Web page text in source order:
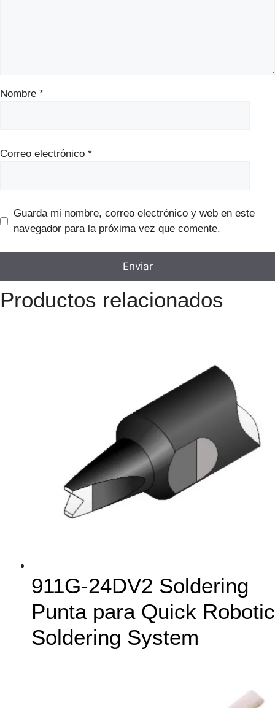
Nombre *
Correo electrónico *
Guarda mi nombre, correo electrónico y web en este
navegador para la próxima vez que comente.
Productos relacionados
911G-24DV2 Soldering
Punta para Quick Robotic
Soldering System